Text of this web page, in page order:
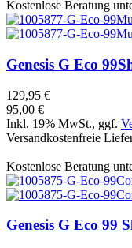
Kostenlose Beratung
Genesis G Eco
129,95 €
95,00 €
Inkl. 19% MwSt., ggf.
Versandkostenfreie
Kostenlose Beratung
Genesis G Eco 99